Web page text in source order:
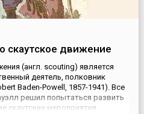
скаутское движение
(англ. scouting) является
деятель, полковник
Baden-Powell, 1857-1941). Все
решил попытаться развить
скаутские мероприятия,